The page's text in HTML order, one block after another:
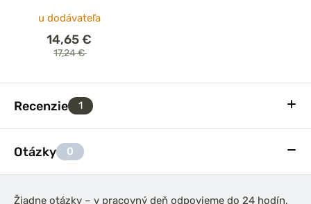
u dodávateľa
14,65 €
17,24 €
Recenzie 1
Otázky 0
Žiadne otázky – v pracovný deň odpovieme do 24 hodín,